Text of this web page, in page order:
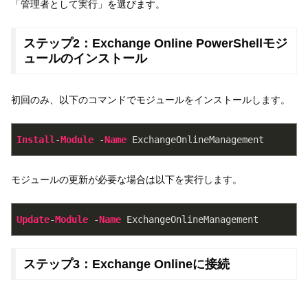
「管理者として実行」を選びます。
ステップ2：Exchange Online PowerShellモジ
ュールのインストール
初回のみ、以下のコマンドでモジュールをインストールします。
Install -Module -Name ExchangeOnlineManagement
モジュールの更新が必要な場合は以下を実行します。
Update-Module -Name ExchangeOnlineManagement
ステップ3：Exchange Onlineに接続